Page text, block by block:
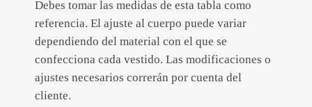
Debes tomar las medidas de esta tabla como
referencia. El ajuste al cuerpo puede variar
dependiendo del material con el que se
confecciona cada vestido. Las modificaciones o
ajustes necesarios correrán por cuenta del
cliente.